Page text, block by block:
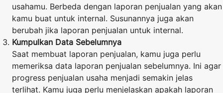
usahamu. Berbeda dengan laporan penjualan yang akan
kamu buat untuk internal. Susunannya juga akan
berubah jika laporan penjualan untuk internal.
Kumpulkan Data Sebelumnya
Saat membuat laporan penjualan, kamu juga perlu
memeriksa data laporan penjualan sebelumnya. Ini agar
progress penjualan usaha menjadi semakin jelas
terlihat. Kamu juga perlu menjelaskan apakah laporan